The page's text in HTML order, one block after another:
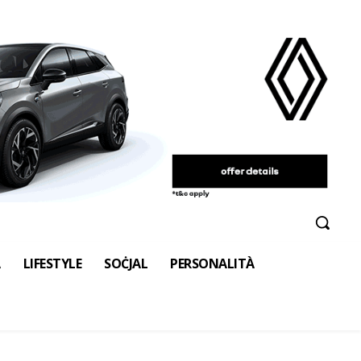
LIFESTYLE SOĊJAL PERSONALITÀ